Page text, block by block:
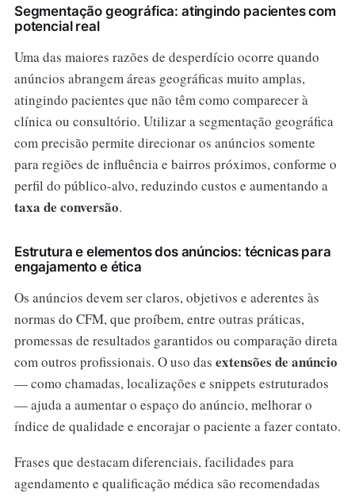
Segmentação geográfica: atingindo pacientes com
potencial real
Uma das maiores razões de desperdício ocorre quando
anúncios abrangem áreas geográficas muito amplas,
atingindo pacientes que não têm como comparecer à
clínica ou consultório. Utilizar a segmentação geográfica
com precisão permite direcionar os anúncios somente
para regiões de influência e bairros próximos, conforme o
perfil do público-alvo, reduzindo custos e aumentando a
taxa de conversão.
Estrutura e elementos dos anúncios: técnicas para
engajamento e ética
Os anúncios devem ser claros, objetivos e aderentes às
normas do CFM, que proíbem, entre outras práticas,
promessas de resultados garantidos ou comparação direta
com outros profissionais. O uso das extensões de anúncio
— como chamadas, localizações e snippets estruturados
— ajuda a aumentar o espaço do anúncio, melhorar o
índice de qualidade e encorajar o paciente a fazer contato.
Frases que destacam diferenciais, facilidades para
agendamento e qualificação médica são recomendadas